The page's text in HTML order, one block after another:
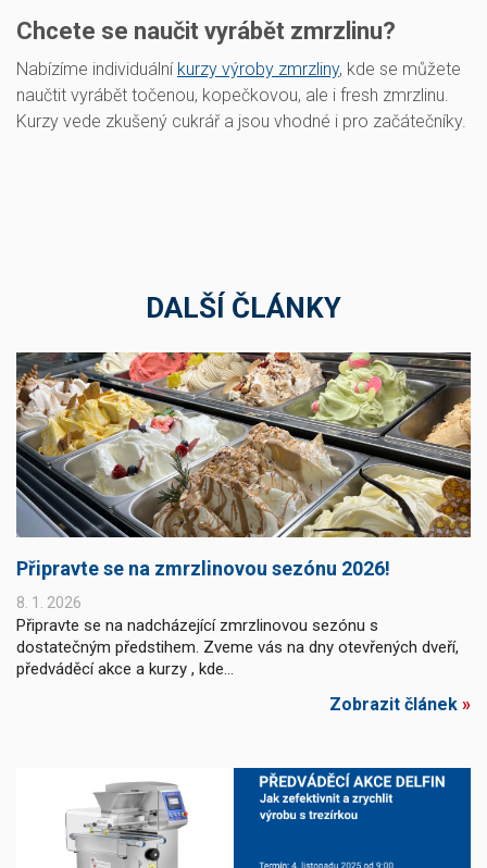
Chcete se naučit vyrábět zmrzlinu?
Nabízíme individuální kurzy výroby zmrzliny, kde se můžete
naučtit vyrábět točenou, kopečkovou, ale i fresh zmrzlinu.
Kurzy vede zkušený cukrář a jsou vhodné i pro začátečníky.
DALŠÍ ČLÁNKY
Připravte se na zmrzlinovou sezónu 2026!
8. 1. 2026
Připravte se na nadcházející zmrzlinovou sezónu s
dostatečným předstihem. Zveme vás na dny otevřených dveří,
předváděcí akce a kurzy , kde...
Zobrazit článek »